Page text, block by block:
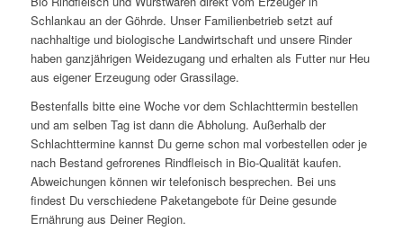
Schlankau an der Göhrde. Unser Familienbetrieb setzt auf
nachhaltige und biologische Landwirtschaft und unsere Rinder
haben ganzjährigen Weidezugang und erhalten als Futter nur Heu
aus eigener Erzeugung oder Grassilage.
Bestenfalls bitte eine Woche vor dem Schlachttermin bestellen
und am selben Tag ist dann die Abholung. Außerhalb der
Schlachttermine kannst Du gerne schon mal vorbestellen oder je
nach Bestand gefrorenes Rindfleisch in Bio-Qualität kaufen.
Abweichungen können wir telefonisch besprechen. Bei uns
findest Du verschiedene Paketangebote für Deine gesunde
Ernährung aus Deiner Region.